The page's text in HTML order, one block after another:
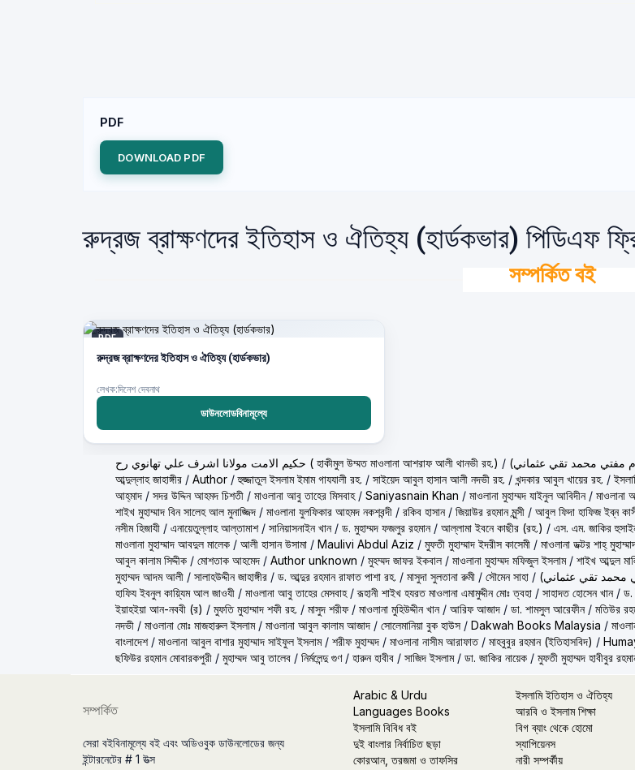
PDF
DOWNLOAD PDF
রুদ্রজ ব্রাক্ষণদের ইতিহাস ও ঐতিহ্য (হার্ডকভার) পিডিএফ
সম্পর্কিত বই
PDF
রুদ্রজ ব্রাক্ষণদের ইতিহাস ও ঐতিহ্য (হার্ডকভার)
লেখক:দিনেশ দেবনাথ
ডাউনলোডবিনামূল্যে
حكيم الامت مولانا اشرف علي تهانوي رح ( হাকীমুল উম্মত মাওলানা আশরাফ আলী থানভী রহ.) /
আব্দুল্লাহ জাহাঙ্গীর / Author /হুজ্জাতুল ইসলাম ইমাম গাযযালী রহ. / সাইয়েদ আবুল হাসান আলী নদভী রহ. / খন্দকার আবুল খায়ের রহ. /
আহ্‌মাদ / সদর উদ্দিন আহমদ চিশতী / মাওলানা আবু তাহের মিসবাহ/ Saniyasnain Khan / মাওলানা মুহাম্মদ যাইনুল আবিদীন/ মাওলানা
শাইখ মুহাম্মাদ বিন সালেহ আল মুনাজ্জিদ / মাওলানা যুলফিকার আহমদ নকশবন্দী / রকিব হাসান/ জিয়াউর রহমান মুন্সী / আবুল ফিদা হাফিজ ইব্‌ন
নসীম হিজাযী / এনায়েতুল্লাহ আল্‌তামাশ/ সানিয়াসনাইন খান/ ড. মুহাম্মদ ফজলুর রহমান/ আল্লামা ইবনে কাছীর (রহ.) / এস. এম. জাকির
মাওলানা মুহাম্মাদ আবদুল মালেক / আলী হাসান উসামা / Maulivi Abdul Aziz / মুফতী মুহাম্মাদ ইদরীস কাসেমী / মাওলানা ডক্টর শাহ্‌
আবুল কালাম সিদ্দীক / মোশতাক আহমেদ / Author unknown / মুহম্মদ জাফর ইকবাল / মাওলানা মুহাম্মদ মফিজুল ইসলাম/ শাইখ আব্দুল
মুহাম্মদ আদম আলী / সালাহউদ্দীন জাহাঙ্গীর / ড. আব্দুর রহমান রাফাত পাশা রহ. / মাসুদা সুলতানা রুমী / সৌমেন সাহা /
হাফিয ইবনুল কায়্যিম আল জাওযী / মাওলানা আবু তাহের মেসবাহ/রূহানী শাইখ হযরত মাওলানা এমামুদ্দীন মোঃ ত্বহা / সাহাদত হোসেন খান/ ড.
ইয়াহইয়া আন-নববী (র) / মুফতি মুহাম্মাদ শফী রহ. / মাসুদ শরীফ/ মাওলানা মুহিউদ্দীন খান/ আরিফ আজাদ / ডা. শামসুল আরেফীন/ মতিউর
নদভী / মাওলানা মোঃ মাজহারুল ইসলাম/ মাওলানা আবুল কালাম আজাদ / সোলেমানিয়া বুক হাউস / Dakwah Books Malaysia /
বাংলাদেশ/ মাওলানা আবুল বাশার মুহাম্মাদ সাইফুল ইসলাম/ শরীফ মুহাম্মদ / মাওলানা নাসীম আরাফাত/ মাহবুবুর রহমান (ইতিহাসবিদ) /
ছফিউর রহমান মোবারকপুরী / মুহাম্মদ আবু তালেব / নির্মলেন্দু গুণ/ হারুন হাবীব / সাজিদ ইসলাম/ ডা. জাকির নায়েক / মুফতী মুহাম্মদ হাবীবুর
সম্পর্কিত
সেরা বইবিনামূল্যে বই এবং অডিওবুক ডাউনলোডের জন্য
ইন্টারনেটের # 1 উত্স
Arabic & Urdu
Languages Books
ইসলামি বিবিধ বই
দুই বাংলার নির্বাচিত ছড়া
কোরআন, তরজমা ও তাফসির
ইসলামি ইতিহাস ও ঐতিহ্য
আরবি ও ইসলাম শিক্ষা
বিগ ব্যাং থেকে হোমো
স্যাপিয়েনস
নারী সম্পর্কীয়